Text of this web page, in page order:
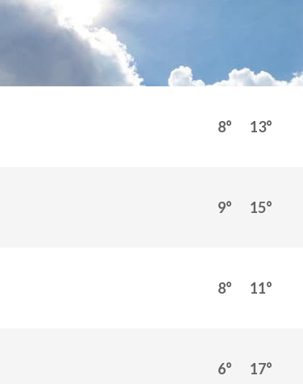
8° 13°
9° 15°
8° 11°
6° 17°